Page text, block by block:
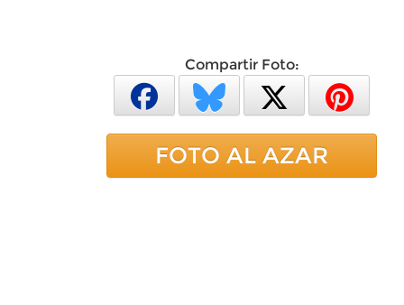
Compartir Foto:
FOTO AL AZAR